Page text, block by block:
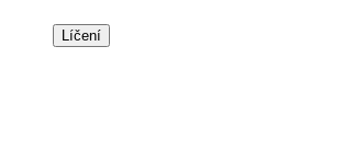
Líčení